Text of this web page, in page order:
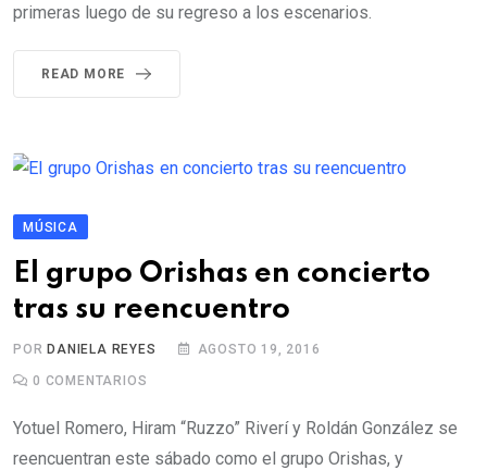
primeras luego de su regreso a los escenarios.
READ MORE
MÚSICA
El grupo Orishas en concierto
tras su reencuentro
PORDANIELA REYES AGOSTO 19, 2016
0 COMENTARIOS
Yotuel Romero, Hiram “Ruzzo” Riverí y Roldán González se
reencuentran este sábado como el grupo Orishas, y